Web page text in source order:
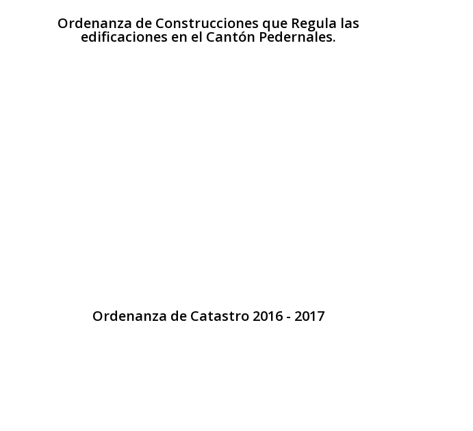
Ordenanza de Construcciones que Regula las
edificaciones en el Cantón Pedernales.
Ordenanza de Catastro 2016 - 2017